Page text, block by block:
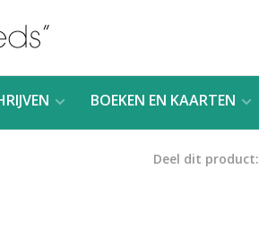
BOEKEN EN KAARTEN
Deel dit product: